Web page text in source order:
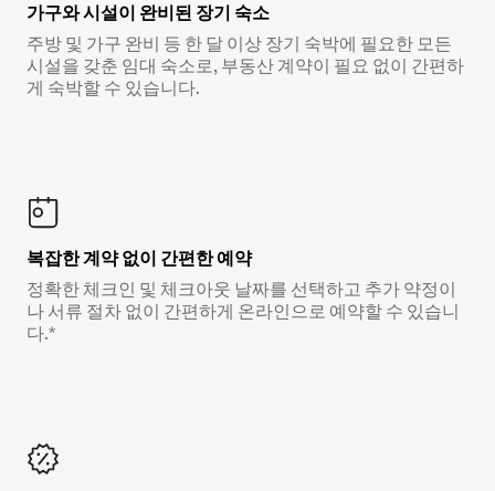
가구와 시설이 완비된 장기 숙소
주방 및 가구 완비 등 한 달 이상 장기 숙박에 필요한 모든
시설을 갖춘 임대 숙소로, 부동산 계약이 필요 없이 간편하
게 숙박할 수 있습니다.
복잡한 계약 없이 간편한 예약
정확한 체크인 및 체크아웃 날짜를 선택하고 추가 약정이
나 서류 절차 없이 간편하게 온라인으로 예약할 수 있습니
다.*